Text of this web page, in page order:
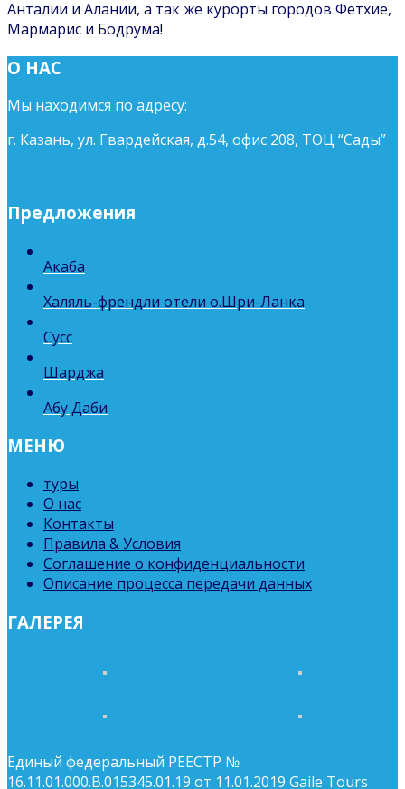
Анталии и Алании, а так же курорты городов Фетхие,
Мармарис и Бодрума!
О НАС
Мы находимся по адресу:
г. Казань, ул. Гвардейская, д.54, офис 208, ТОЦ “Сады”
Предложения
Акаба
Халяль-френдли отели о.Шри-Ланка
Сусс
Шарджа
Абу Даби
МЕНЮ
туры
О нас
Контакты
Правила & Условия
Соглашение о конфиденциальности
Описание процесса передачи данных
ГАЛЕРЕЯ
Единый федеральный РЕЕСТР №
16.11.01.000.В.015345.01.19 от 11.01.2019 Gaile Tours